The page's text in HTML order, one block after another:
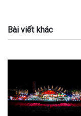
Bài viết khác